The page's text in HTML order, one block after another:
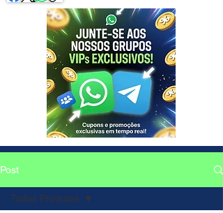
Post
Todos Produtos